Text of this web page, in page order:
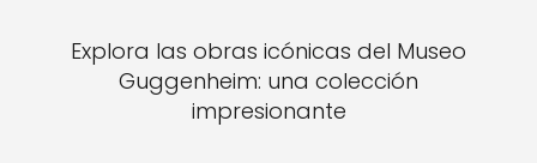
Explora las obras icónicas del Museo
Guggenheim: una colección
impresionante